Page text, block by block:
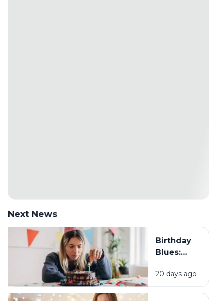
Next News
Birthday
Blues:
Sebagian
Orang
20 days ago